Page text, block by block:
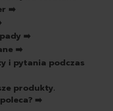
bezbarwne
spraye do butów
rodzaj
➡️
➡️
➡️
i pytania podczas
produkty.
➡️